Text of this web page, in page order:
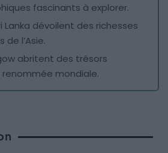
fascinants à explorer.
Lanka dévoilent des richesses
de l’Asie.
abritent des trésors
mondiale.